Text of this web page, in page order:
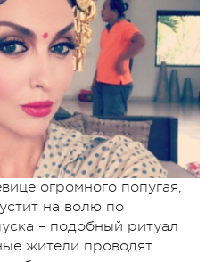
с сюрпризов.
огромного попугая,
на волю по
– подобный ритуал
жители проводят